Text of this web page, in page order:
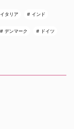
イタリア インド
デンマーク ドイツ